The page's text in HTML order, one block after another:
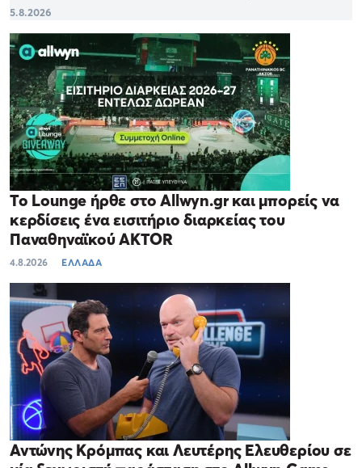
5.8.2026
Το Lounge ήρθε στο Allwyn.gr και μπορείς να
κερδίσεις ένα εισιτήριο διαρκείας του
Παναθηναϊκού AKTOR
4.8.2026 ΕΛΛΑΔΑ
Αντώνης Κρόμπας και Λευτέρης Ελευθερίου σε